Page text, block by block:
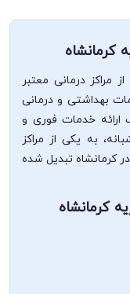
کرمانشاه
مراکز درمانی معتبر
بهداشتی و درمانی
ارائه خدمات فوری و
به یکی از مراکز
کرمانشاه تبدیل شده
کرمانشاه